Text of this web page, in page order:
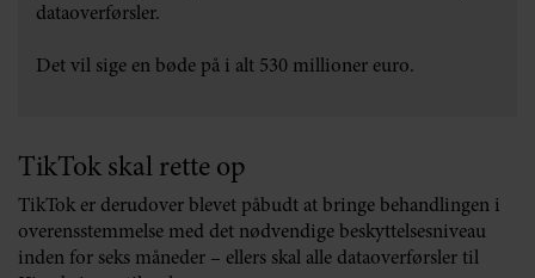
dataoverførsler.
Det vil sige en bøde på i alt 530 millioner euro.
TikTok skal rette op
TikTok er derudover blevet påbudt at bringe behandlingen i
overensstemmelse med det nødvendige beskyttelsesniveau
inden for seks måneder – ellers skal alle dataoverførsler til